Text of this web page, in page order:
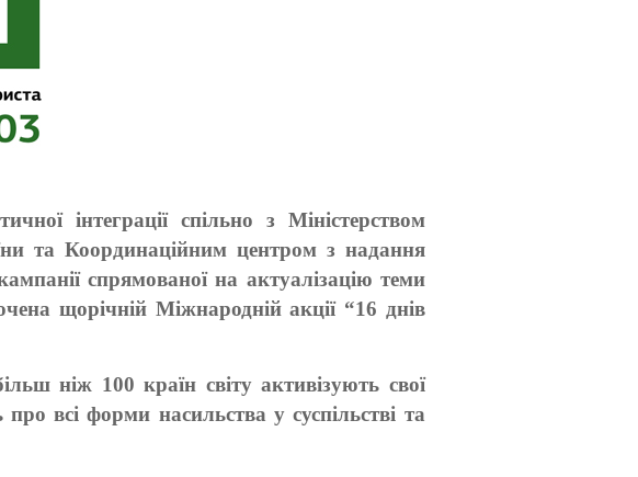
інтеграції спільно з Міністерством
та Координаційним центром з надання
спрямованої на актуалізацію теми
щорічній Міжнародній акції “16 днів
ніж 100 країн світу активізують свої
всі форми насильства у суспільстві та